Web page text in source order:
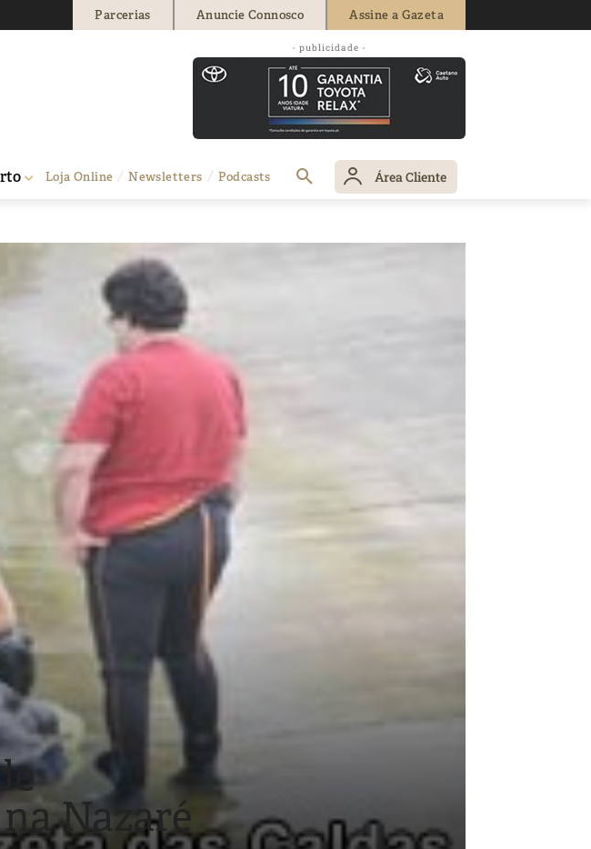
Parcerias Anuncie Connosco Assine a Gazeta
- publicidade -
Loja Online Newsletters Podcasts Área Cliente
Nazaré